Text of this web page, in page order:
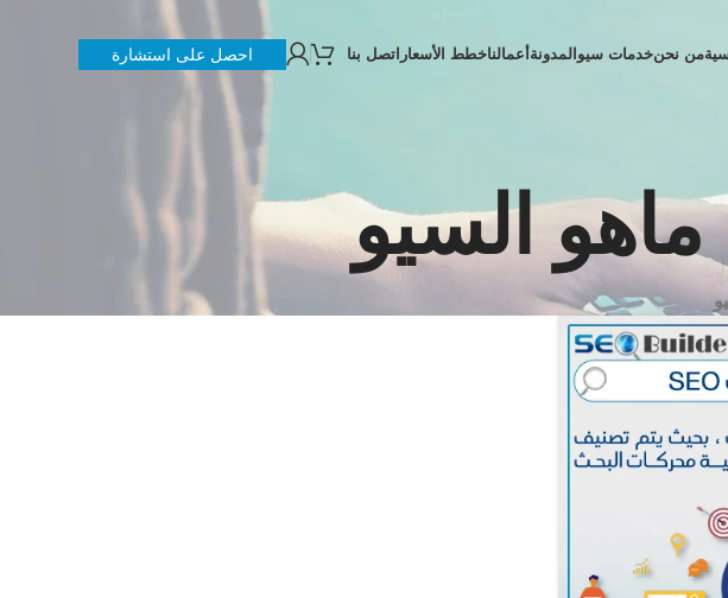
من نحنخدمات سيوالمدونةأعمالناخطط الأسعار اتصل بنا احصل على استشارة
السيو